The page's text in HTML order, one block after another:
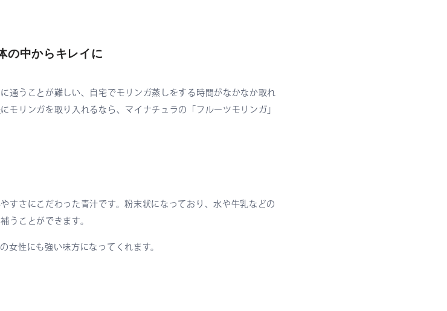
の中からキレイに
通うことが難しい、自宅でモリンガ蒸しをする時間がなかなか取れ
モリンガを取り入れるなら、マイナチュラの「フルーツモリンガ」
すさにこだわった青汁です。粉末状になっており、水や牛乳などの
うことができます。
女性にも強い味方になってくれます。